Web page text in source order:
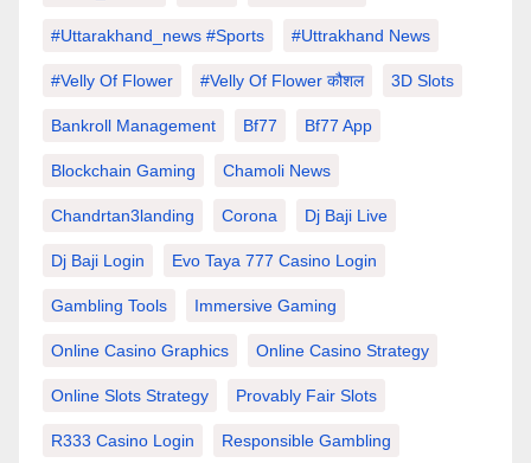
#Uttarakhand_news #sports #Uttrakhand News
#velly Of Flower #velly Of Flower कौशल 3D Slots
Bankroll Management Bf77 Bf77 App
Blockchain Gaming Chamoli News
Chandrtan3landing Corona Dj Baji Live
Dj Baji Login Evo Taya 777 Casino Login
Gambling Tools Immersive Gaming
Online Casino Graphics Online Casino Strategy
Online Slots Strategy Provably Fair Slots
R333 Casino Login Responsible Gambling